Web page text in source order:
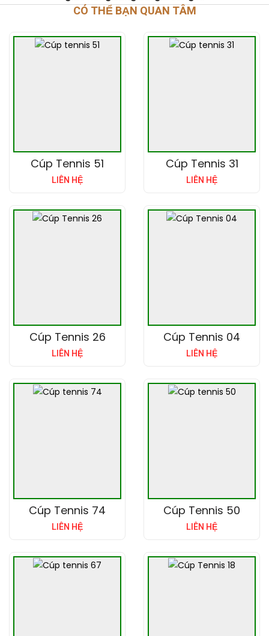
CÓ THỂ BẠN QUAN TÂM
Cúp Tennis 51
LIÊN HỆ
Cúp Tennis 31
LIÊN HỆ
Cúp Tennis 26
LIÊN HỆ
Cúp Tennis 04
LIÊN HỆ
Cúp Tennis 74
LIÊN HỆ
Cúp Tennis 50
LIÊN HỆ